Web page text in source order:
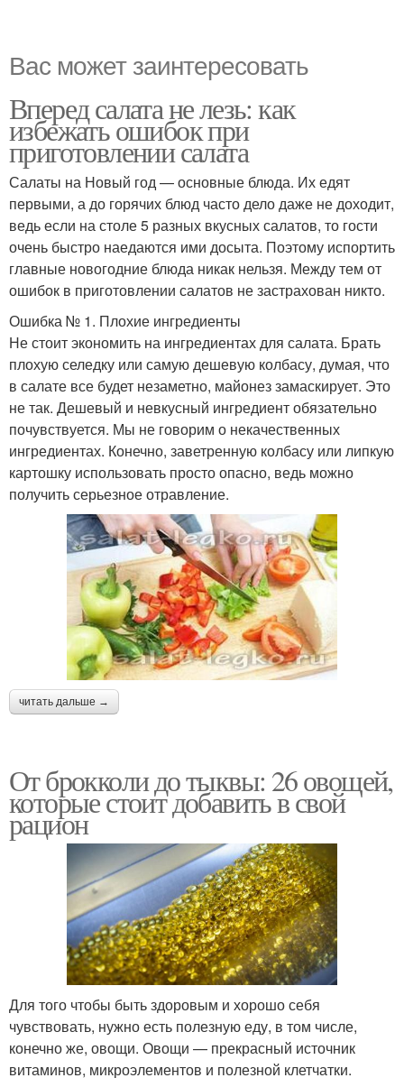
Вас может заинтересовать
Вперед салата не лезь: как
избежать ошибок при
приготовлении салата
Салаты на Новый год — основные блюда. Их едят
первыми, а до горячих блюд часто дело даже не доходит,
ведь если на столе 5 разных вкусных салатов, то гости
очень быстро наедаются ими досыта. Поэтому испортить
главные новогодние блюда никак нельзя. Между тем от
ошибок в приготовлении салатов не застрахован никто.
Ошибка № 1. Плохие ингредиенты
Не стоит экономить на ингредиентах для салата. Брать
плохую селедку или самую дешевую колбасу, думая, что
в салате все будет незаметно, майонез замаскирует. Это
не так. Дешевый и невкусный ингредиент обязательно
почувствуется. Мы не говорим о некачественных
ингредиентах. Конечно, заветренную колбасу или липкую
картошку использовать просто опасно, ведь можно
получить серьезное отравление.
читать дальше →
От брокколи до тыквы: 26 овощей,
которые стоит добавить в свой
рацион
Для того чтобы быть здоровым и хорошо себя
чувствовать, нужно есть полезную еду, в том числе,
конечно же, овощи. Овощи — прекрасный источник
витаминов, микроэлементов и полезной клетчатки.